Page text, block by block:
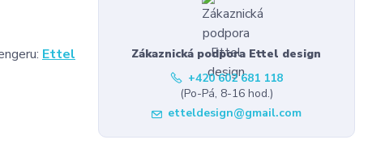
Ettel
Zákaznická podpora Ettel design
+420 602 681 118
(Po-Pá, 8-16 hod.)
etteldesign@gmail.com